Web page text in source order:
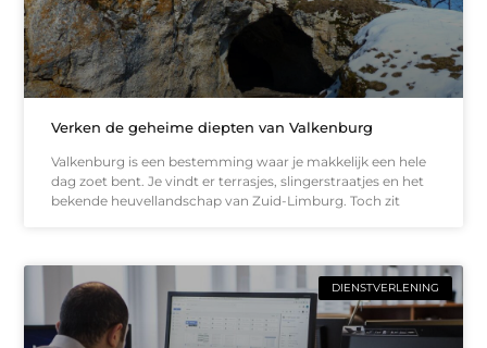
Verken de geheime diepten van Valkenburg
Valkenburg is een bestemming waar je makkelijk een hele
dag zoet bent. Je vindt er terrasjes, slingerstraatjes en het
bekende heuvellandschap van Zuid-Limburg. Toch zit
DIENSTVERLENING